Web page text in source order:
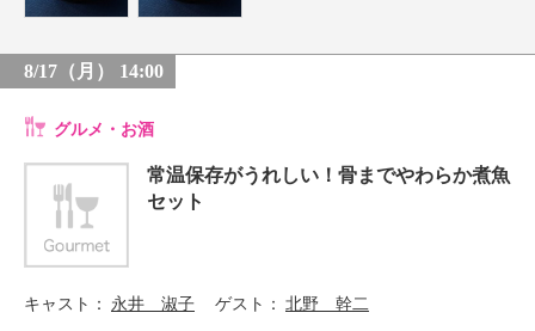
8/17（月） 14:00
グルメ・お酒
常温保存がうれしい！骨までやわらか煮魚
セット
キャスト 永井 淑子 ゲスト 北野 幹二